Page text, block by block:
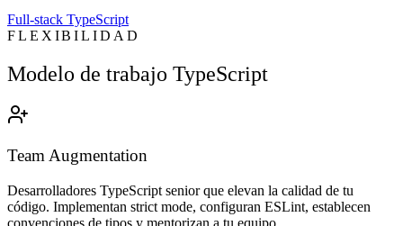
Full-stack TypeScript
FLEXIBILIDAD
Modelo de trabajo TypeScript
Team Augmentation
Desarrolladores TypeScript senior que elevan la calidad de tu
código. Implementan strict mode, configuran ESLint, establecen
convenciones de tipos y mentorizan a tu equipo.